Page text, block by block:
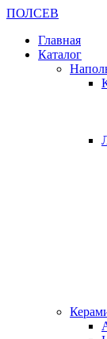
ПОЛСЕВ
Главная
Каталог